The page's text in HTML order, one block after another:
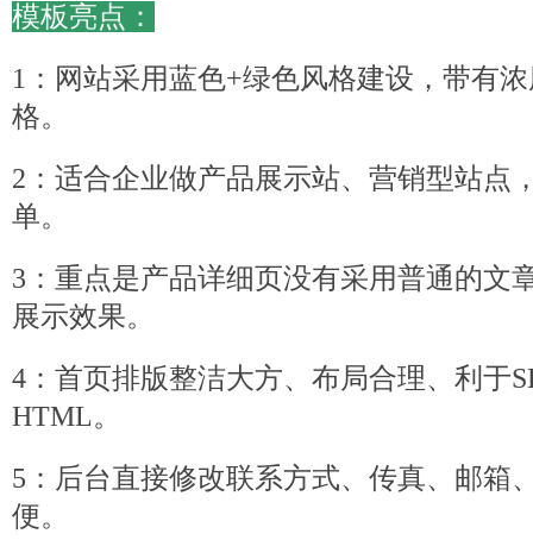
模板亮点：
1：网站采用蓝色+绿色风格建设，带有
格。
2：适合企业做产品展示站、营销型站点
单。
3：重点是产品详细页没有采用普通的文
展示效果。
4：首页排版整洁大方、布局合理、利于
HTML。
5：后台直接修改联系方式、传真、邮箱
便。